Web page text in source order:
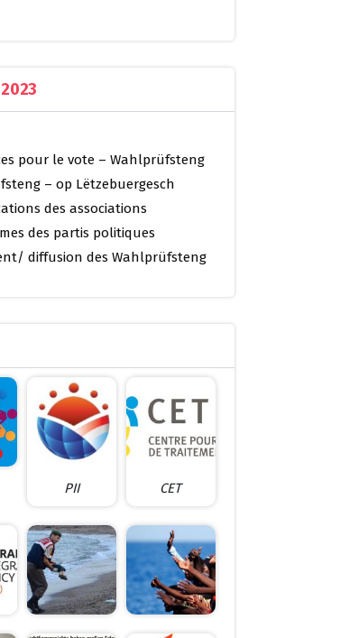
pour le vote – Wahlprüfsteng
– op Lëtzebuergesch
des associations
des partis politiques
diffusion des Wahlprüfsteng
PII CET